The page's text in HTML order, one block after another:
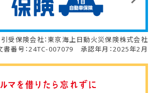
引受保険会社：東京海上日動火災保険株式会社
書番号：24TC-007079 承認年月：2025年2月